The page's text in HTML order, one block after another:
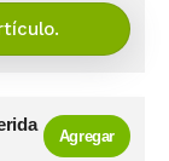
Agregar